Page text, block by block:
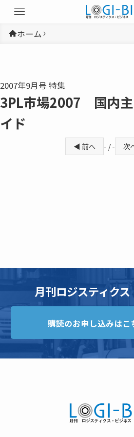
ホーム
2007年9月号 特集
3PL市場2007 国内
イド
◀ 前へ - / - 次
月刊ロジスティク
購読のお申し込みはこ